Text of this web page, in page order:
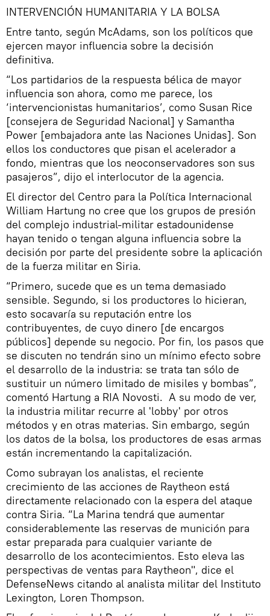
INTERVENCIÓN HUMANITARIA Y LA BOLSA
Entre tanto, según McAdams, son los políticos que
ejercen mayor influencia sobre la decisión
definitiva.
“Los partidarios de la respuesta bélica de mayor
influencia son ahora, como me parece, los
‘intervencionistas humanitarios’, como Susan Rice
[consejera de Seguridad Nacional] y Samantha
Power [embajadora ante las Naciones Unidas]. Son
ellos los conductores que pisan el acelerador a
fondo, mientras que los neoconservadores son sus
pasajeros”, dijo el interlocutor de la agencia.
El director del Centro para la Política Internacional
William Hartung no cree que los grupos de presión
del complejo industrial-militar estadounidense
hayan tenido o tengan alguna influencia sobre la
decisión por parte del presidente sobre la aplicación
de la fuerza militar en Siria.
“Primero, sucede que es un tema demasiado
sensible. Segundo, si los productores lo hicieran,
esto socavaría su reputación entre los
contribuyentes, de cuyo dinero [de encargos
públicos] depende su negocio. Por fin, los pasos que
se discuten no tendrán sino un mínimo efecto sobre
el desarrollo de la industria: se trata tan sólo de
sustituir un número limitado de misiles y bombas”,
comentó Hartung a RIA Novosti. A su modo de ver,
la industria militar recurre al 'lobby' por otros
métodos y en otras materias. Sin embargo, según
los datos de la bolsa, los productores de esas armas
están incrementando la capitalización.
Como subrayan los analistas, el reciente
crecimiento de las acciones de Raytheon está
directamente relacionado con la espera del ataque
contra Siria. “La Marina tendrá que aumentar
considerablemente las reservas de munición para
estar preparada para cualquier variante de
desarrollo de los acontecimientos. Esto eleva las
perspectivas de ventas para Raytheon", dice el
DefenseNews citando al analista militar del Instituto
Lexington, Loren Thompson.